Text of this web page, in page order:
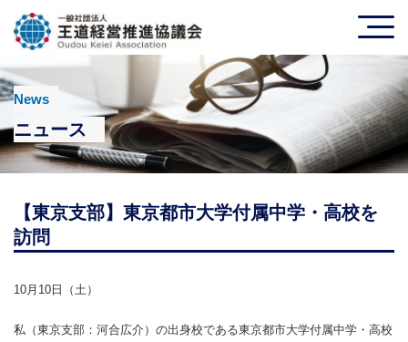
News
ニュース
【東京支部】東京都市大学付属中学・高校を
訪問
10月10日（土）
私（東京支部：河合広介）の出身校である東京都市大学付属中学・高校